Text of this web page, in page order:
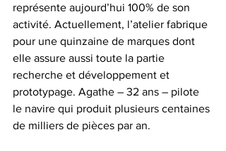
représente aujourd’hui 100% de son
activité. Actuellement, l’atelier fabrique
pour une quinzaine de marques dont
elle assure aussi toute la partie
recherche et développement et
prototypage. Agathe – 32 ans – pilote
le navire qui produit plusieurs centaines
de milliers de pièces par an.